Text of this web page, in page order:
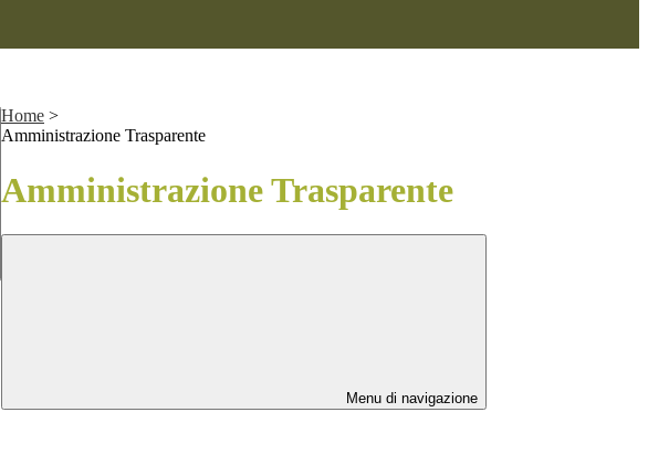
Home >
Amministrazione Trasparente
Amministrazione Trasparente
Menu di navigazione